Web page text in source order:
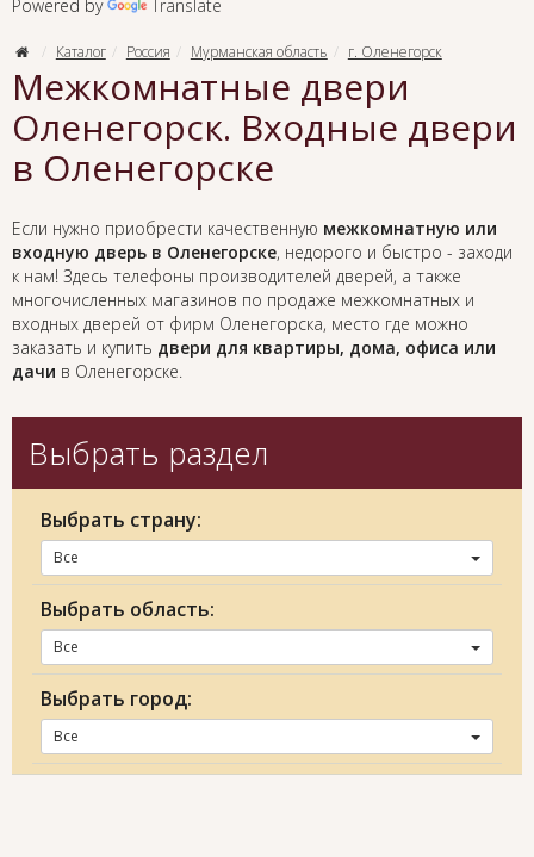
Powered by Translate
Каталог Россия Мурманская область г. Оленегорск
Межкомнатные двери
Оленегорск. Входные двери
в Оленегорске
Если нужно приобрести качественную межкомнатную или
входную дверь в Оленегорске, недорого и быстро - заходи
к нам! Здесь телефоны производителей дверей, а также
многочисленных магазинов по продаже межкомнатных и
входных дверей от фирм Оленегорска, место где можно
заказать и купить двери для квартиры, дома, офиса или
дачи в Оленегорске.
Выбрать раздел
Выбрать страну:
Все
Выбрать область:
Все
Выбрать город:
Все